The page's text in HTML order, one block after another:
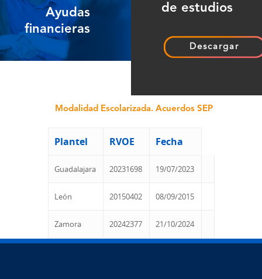
Ayudas
financieras
de estudios
Descargar
Modalidad Escolarizada. Acuerdos SEP
Plantel RVOE Fecha
Guadalajara 20231698 19/07/2023
León 20150402 08/09/2015
Zamora 20242377 21/10/2024